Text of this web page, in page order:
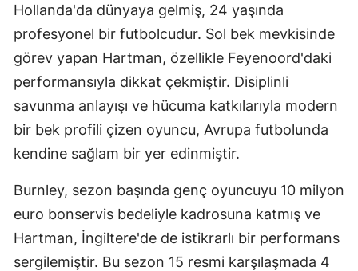
Elazığ
Erzincan
Eskişehir
Giresun
Gümüşhane
Hakkari
Hollanda'da dünyaya gelmiş, 24 yaşında
profesyonel bir futbolcudur. Sol bek mevkisinde
görev yapan Hartman, özellikle Feyenoord'daki
performansıyla dikkat çekmiştir. Disiplinli
savunma anlayışı ve hücuma katkılarıyla modern
bir bek profili çizen oyuncu, Avrupa futbolunda
kendine sağlam bir yer edinmiştir.
Burnley, sezon başında genç oyuncuyu 10 milyon
euro bonservis bedeliyle kadrosuna katmış ve
Hartman, İngiltere'de de istikrarlı bir performans
sergilemiştir. Bu sezon 15 resmi karşılaşmada 4